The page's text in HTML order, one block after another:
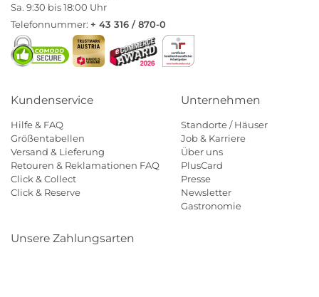
Sa. 9:30 bis 18:00 Uhr
Telefonnummer: + 43 316 / 870-0
Kundenservice
Hilfe & FAQ
Größentabellen
Versand & Lieferung
Retouren & Reklamationen FAQ
Click & Collect
Click & Reserve
Unternehmen
Standorte / Häuser
Job & Karriere
Über uns
PlusCard
Presse
Newsletter
Gastronomie
Unsere Zahlungsarten